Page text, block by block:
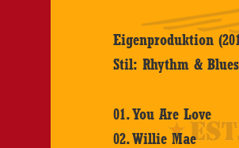
Eigenproduktion
Stil: Rhythm &
01. You Are Love
02. Willie Mae